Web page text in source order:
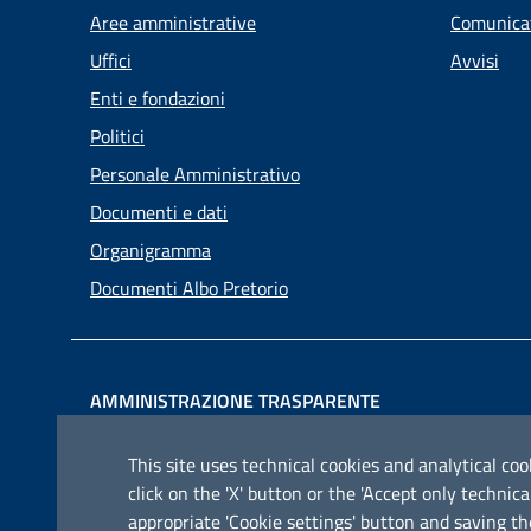
This site uses technical cookies and analytical
click on the 'X' button or the 'Accept only
appropriate 'Cookie settings' button and saving
Aree amministrative
Uffici
Enti e fondazioni
Politici
Personale Amministrativo
Documenti e dati
Organigramma
Documenti Albo Pretorio
Avvisi
AMMINISTRAZIONE TRASPARENTE
condizioni previste dalla direttiva comunitaria
2003/98/CE e dal d.lgs. 36/2006